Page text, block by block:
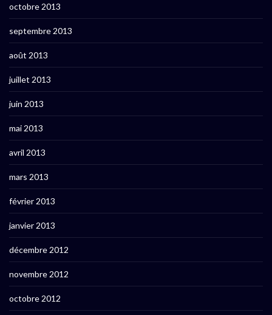
octobre 2013
septembre 2013
août 2013
juillet 2013
juin 2013
mai 2013
avril 2013
mars 2013
février 2013
janvier 2013
décembre 2012
novembre 2012
octobre 2012